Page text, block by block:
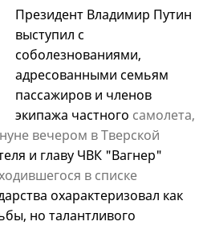
Президент Владимир Путин
выступил с
соболезнованиями,
адресованными семьям
пассажиров и членов
экипажа частного самолета,
вечером в Тверской
и главу ЧВК "Вагнер"
в списке
охарактеризовал как
но талантливого